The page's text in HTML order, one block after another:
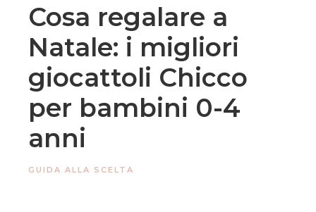
Cosa regalare a
Natale: i migliori
giocattoli Chicco
per bambini 0-4
anni
GUIDA ALLA SCELTA